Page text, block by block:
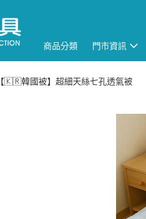
商品分類 門市資訊
【🇰🇷韓國被】超細天絲七孔透氣被